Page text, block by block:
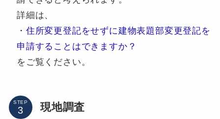
詳細は、
・ 住所変更登記をせずに建物表題部変更登記を
申請することはできますか？
をご覧ください。
STEP 現地調査